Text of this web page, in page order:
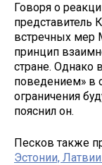
Говоря о
представитель
встречных мер
принцип
стране. Однако
поведением» в
ограничения
пояснил он.
Песков также
Эстонии,